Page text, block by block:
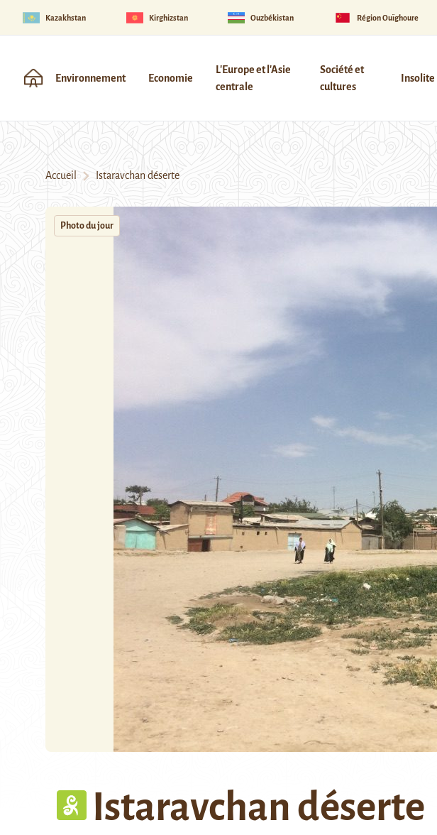
Kazakhstan Kirghizstan Ouzbékistan Région Ouïghoure
Environnement Economie
L'Europe et l'Asie
centrale
Société et
cultures
Insolite
Accueil Istaravchan déserte
Photo du jour
Istaravchan déserte